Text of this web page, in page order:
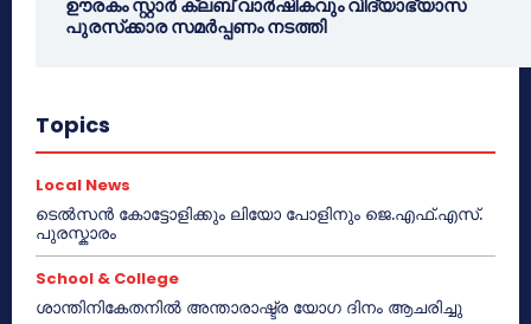
ഊരകം സ്റ്റാർ ക്ലബ് വാർഷികവും വിദ്യാഭ്യാസ
പുരസ്‌ക്കാര സമർപ്പണം നടത്തി
Topics
Local News
ടെൽസൻ കോട്ടോളിക്കും ലിയോ പോളിനും ജെ.എഫ്.എസ്.
പുരസ്കാരം
School & College
ശാന്തിനികേതനിൽ അന്താരാഷ്ട്ര യോഗ ദിനം ആചരിച്ചു